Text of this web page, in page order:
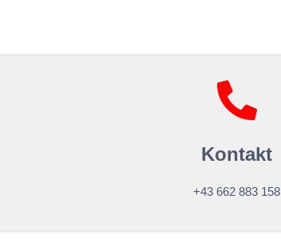
Kontakt
+43 662 883 158